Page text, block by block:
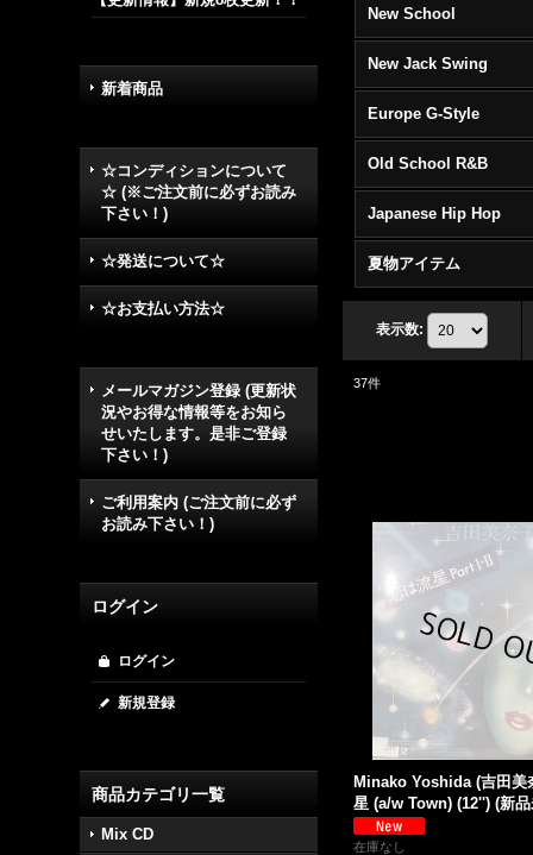
新着商品
☆コンディションについて
☆ (※ご注文前に必ずお読み
下さい！)
☆発送について☆
☆お支払い方法☆
メールマガジン登録 (更新状
況やお得な情報等をお知ら
せいたします。是非ご登録
下さい！)
ご利用案内 (ご注文前に必ず
お読み下さい！)
ログイン
ログイン
新規登録
商品カテゴリ一覧
Mix CD
New School
New Jack Swing
Europe G-Style
Old School R&B
Japanese Hip Hop
夏物アイテム
表示数:
37件
Minako Yoshida (吉田美
星 (a/w Town) (12'') (新
在庫なし